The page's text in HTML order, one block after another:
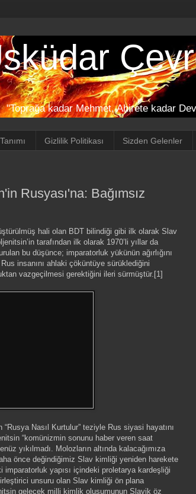
"Toprağa kadar Mehmet, Ahirete kadar
Gizlilik Politikası Sizden Gelenler
Rusyası'na: Bağımsız
hali olan BDT bilindiği gibi ilk olarak Slav
tarafından ilk olarak 1970’li yıllar da
bu düşünce; imparatorluk yükünün ağırlığını
insanını ahlaki çöküntüye sürüklediğini
vazgeçilmesi gerektiğini ileri sürmüştür.[1]
“Rusya Nasıl Kurtulur” teziyle Rus siyasi hayatını
“komünizmin sonunu haber veren saat
yıkılmadı. Molozların altında kalacağımıza
önce değindiğimiz Slav kimliği yeniden harekete
imparatorluk yapısı içindeki proletarya kardeşliği
unsuru olan Slav kimliği ön plana
gelecek milli kimlik oluşumunun Slavik öz